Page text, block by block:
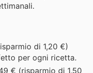
di 1,20 €)
per ogni ricetta.
€ (risparmio di 1,50